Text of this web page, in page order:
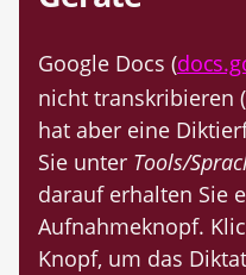
Google Docs (
nicht transkribieren
hat aber eine
Sie unter Tools/
darauf erhalten Sie
Aufnahmeknopf.
Knopf, um das